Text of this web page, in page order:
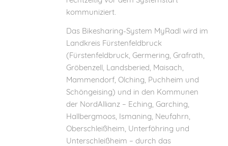
kommuniziert.
Das Bikesharing-System MyRadl wird im
Landkreis Fürstenfeldbruck
(Fürstenfeldbruck, Germering, Grafrath,
Gröbenzell, Landsberied, Maisach,
Mammendorf, Olching, Puchheim und
Schöngeising) und in den Kommunen
der NordAllianz – Eching, Garching,
Hallbergmoos, Ismaning, Neufahrn,
Oberschleißheim, Unterföhring und
Unterschleißheim – durch das